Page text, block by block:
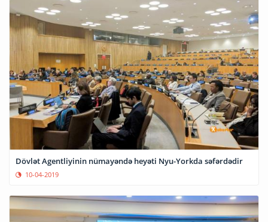
Dövlət Agentliyinin nümayəndə heyəti Nyu-Yorkda səfərdədir
10-04-2019